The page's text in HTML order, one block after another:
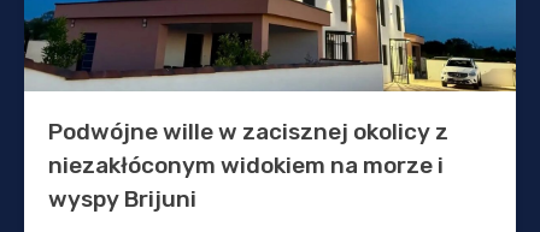
Podwójne wille w zacisznej okolicy z
niezakłóconym widokiem na morze i
wyspy Brijuni